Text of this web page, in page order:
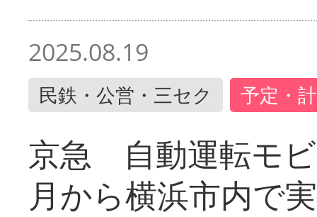
2025.08.19
民鉄・公営・三セク 予定・
京急 自動運転モ
月から横浜市内で